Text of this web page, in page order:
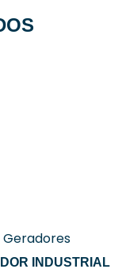
Geradores
INDUSTRIAL